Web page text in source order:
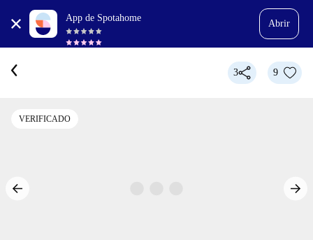
App de Spotahome
Abrir
3 9
VERIFICADO